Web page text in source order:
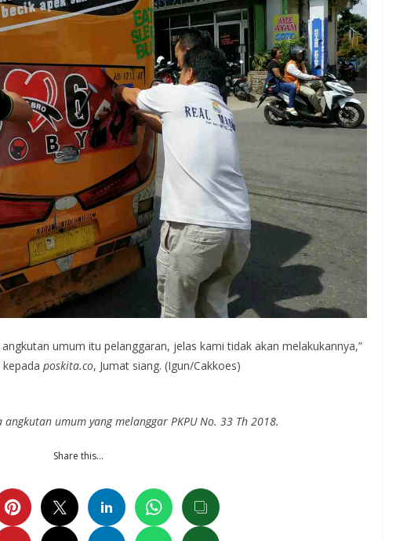
umum itu pelanggaran, jelas kami tidak akan melakukannya,”
poskita.co, Jumat siang. (Igun/Cakkoes)
umum yang melanggar PKPU No. 33 Th 2018.
Share this…